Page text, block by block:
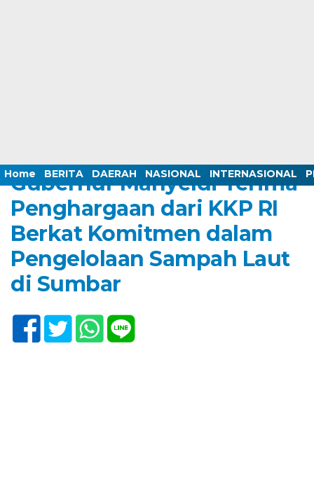
Home BERITA DAERAH NASIONAL INTERNASIONAL
Gubernur Mahyeldi Terima
Penghargaan dari KKP RI
Berkat Komitmen dalam
Pengelolaan Sampah Laut
di Sumbar